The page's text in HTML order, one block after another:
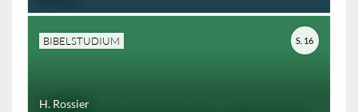
BIBELSTUDIUM
H. Rossier
S. 16